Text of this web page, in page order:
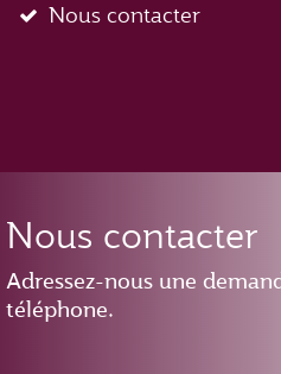
Nous contacter
Nous contacter
Adressez-nous une
téléphone.